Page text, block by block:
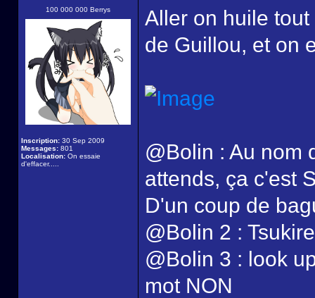
100 000 000 Berrys
Inscription: 30 Sep 2009
Messages: 801
Localisation: On essaie
d'effacer.....
Aller on huile
de Guillou, et on
@Bolin : Au nom
attends, ça c'est
D'un coup de
@Bolin 2 :
@Bolin 3 : look
mot NON